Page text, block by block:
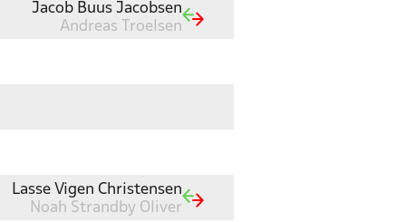
Jacob Buus Jacobsen
Andreas Troelsen
Lasse Vigen Christensen
Noah Strandby Oliver